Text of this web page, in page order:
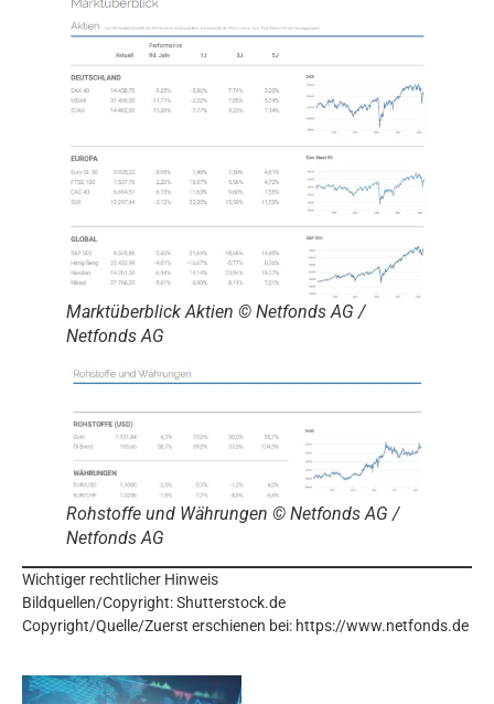
Marktüberblick Aktien © Netfonds AG /
Netfonds AG
Rohstoffe und Währungen © Netfonds AG /
Netfonds AG
Wichtiger rechtlicher Hinweis
Bildquellen/Copyright: Shutterstock.de
Copyright/Quelle/Zuerst erschienen bei: https://www.netfonds.de